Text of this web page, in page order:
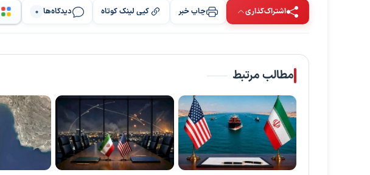
اشتراک‌گذاری چاپ خبر کپی لینک کوتاه دیدگاه‌ها 0
مطالب مرتبط